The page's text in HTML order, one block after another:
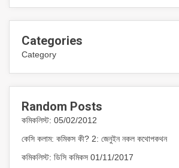
Categories
Category
Random Posts
কমিকলিস্ট: 05/02/2012
কেসি কলাম: কমিকস কী? 2: জেনুইন নকল কথোপকথন
কমিকলিস্ট: ডিসি কমিকস 01/11/2017